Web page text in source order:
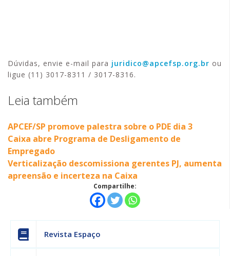
Dúvidas, envie e-mail para juridico@apcefsp.org.br ou
ligue (11) 3017-8311 / 3017-8316.
Leia também
APCEF/SP promove palestra sobre o PDE dia 3
Caixa abre Programa de Desligamento de
Empregado
Verticalização descomissiona gerentes PJ, aumenta
apreensão e incerteza na Caixa
Compartilhe:
Revista Espaço